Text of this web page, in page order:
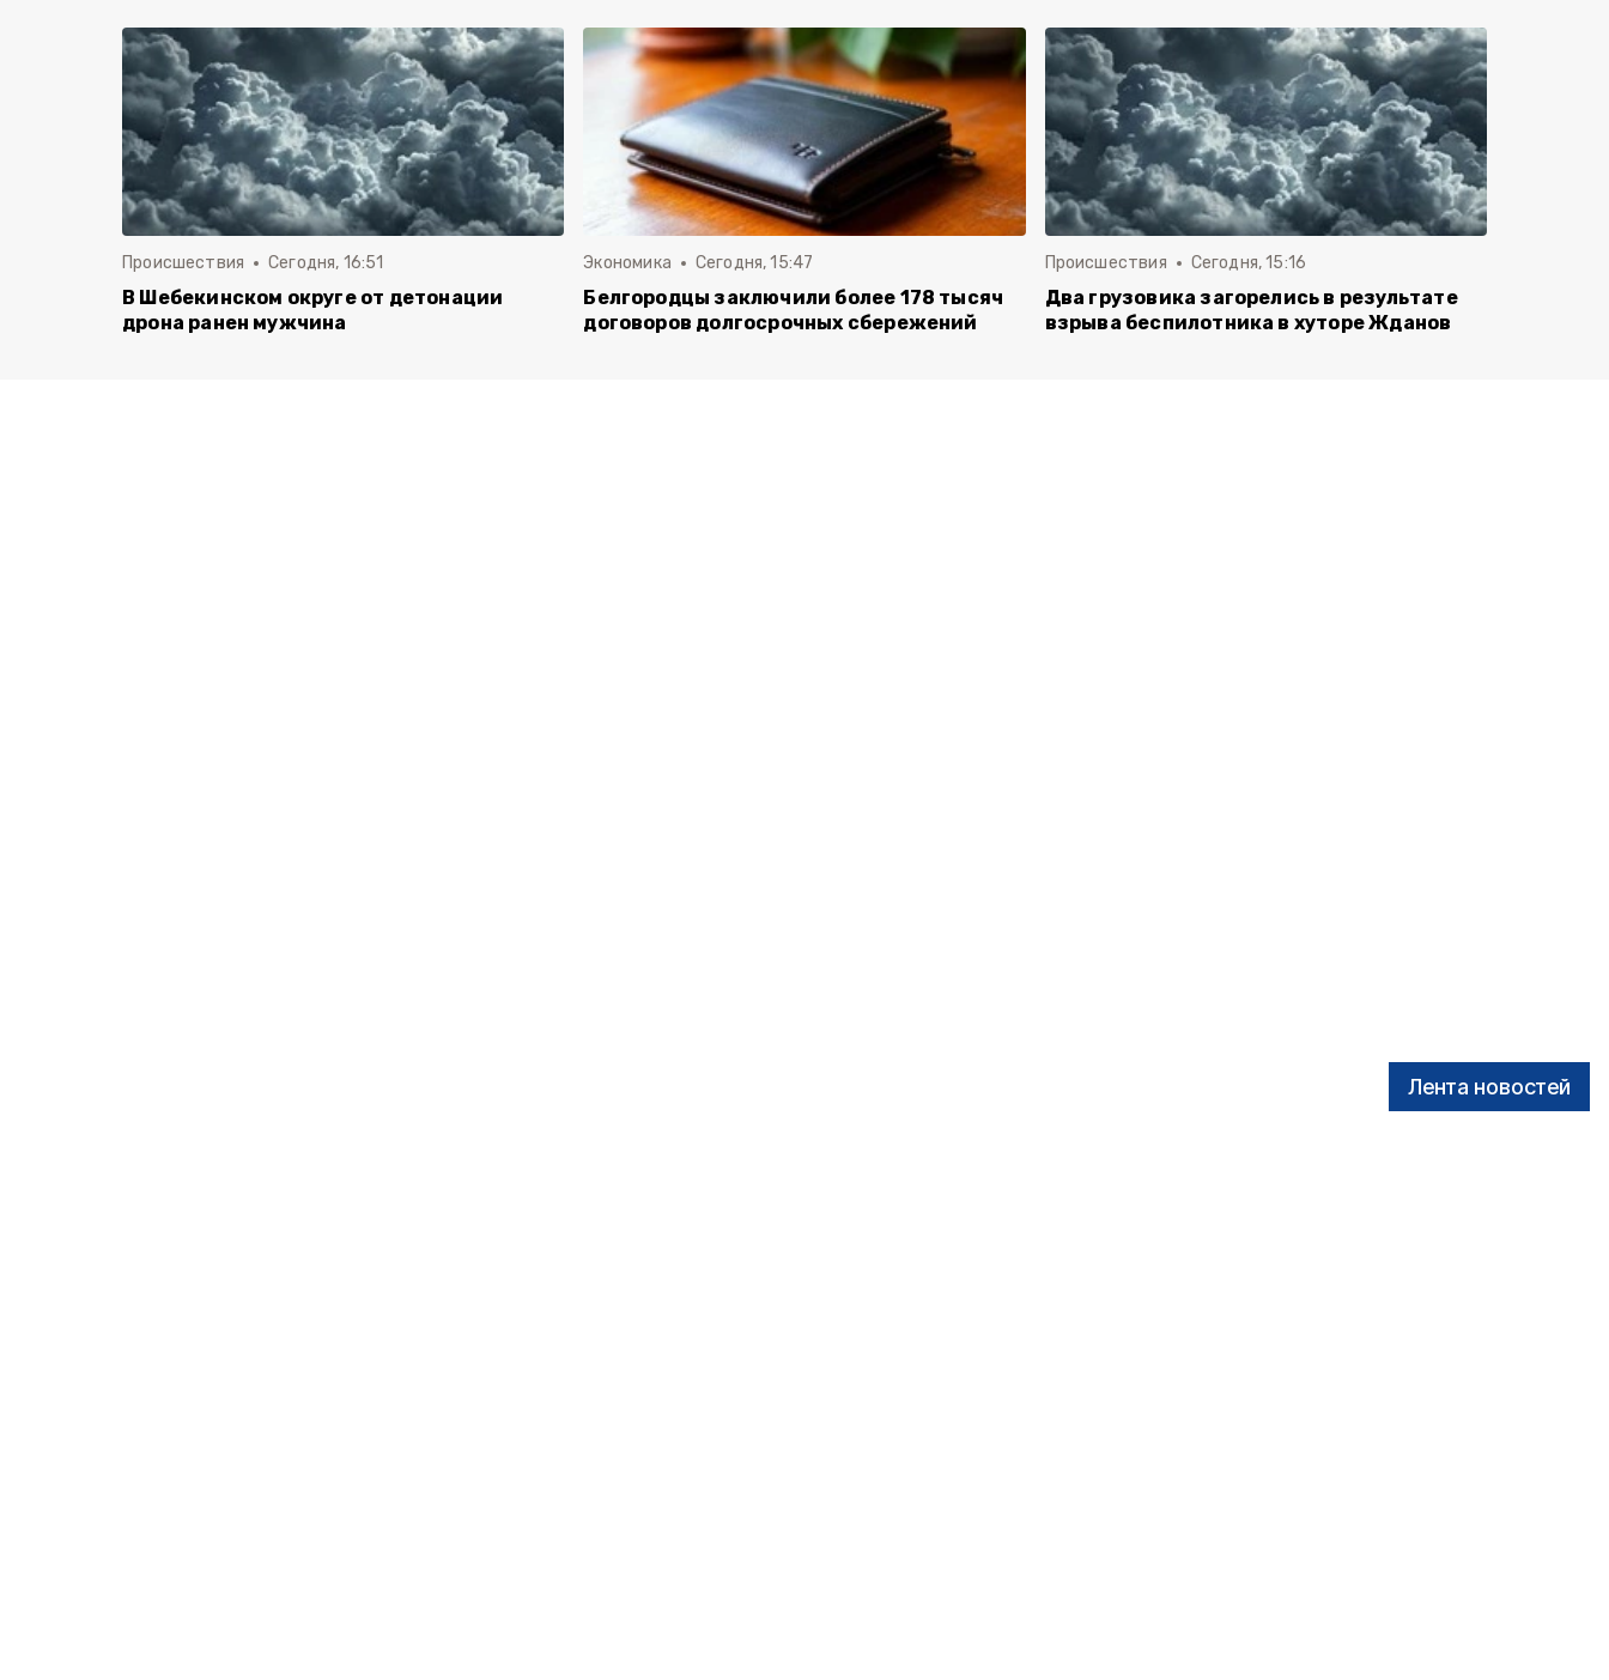
Лента новостей
Происшествия Сегодня, 16:51
В Шебекинском округе от детонации
дрона ранен мужчина
Экономика Сегодня, 15:47
Белгородцы заключили более 178 тысяч
договоров долгосрочных сбережений
Происшествия Сегодня, 15:16
Два грузовика загорелись в результате
взрыва беспилотника в хуторе Жданов